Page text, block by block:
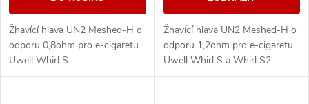
Žhavící hlava UN2 Meshed-H o
odporu 0,8ohm pro e-cigaretu
Uwell Whirl S.
Žhavící hlava UN2 Meshed-H o
odporu 1,2ohm pro e-cigaretu
Uwell Whirl S a Whirl S2.